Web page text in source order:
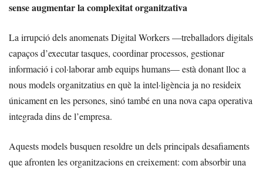
sense augmentar la complexitat organitzativa
La irrupció dels anomenats Digital Workers —treballadors digitals
capaços d’executar tasques, coordinar processos, gestionar
informació i col·laborar amb equips humans— està donant lloc a
nous models organitzatius en què la intel·ligència ja no resideix
únicament en les persones, sinó també en una nova capa operativa
integrada dins de l’empresa.
Aquests models busquen resoldre un dels principals desafiaments
que afronten les organitzacions en creixement: com absorbir una